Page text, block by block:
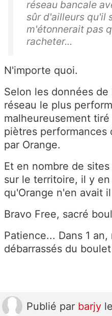
réseau bancale
sûr d'ailleurs qu'il
m'étonnerait pas
racheter...
N'importe quoi.
Selon les données de
réseau le plus
malheureusement
piètres performances
par Orange.
Et en nombre de
sur le territoire, il y
qu'Orange n'en avait
Bravo Free, sacré
Patience... Dans 1
débarrassés du
Publié par barjy